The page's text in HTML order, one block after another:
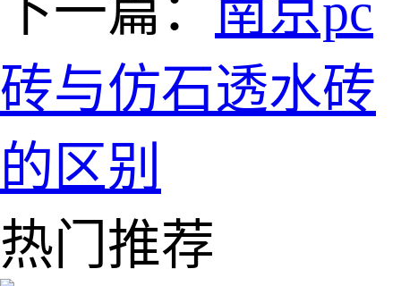
下一篇： 南京pc
砖与仿石透水砖
的区别
热门推荐